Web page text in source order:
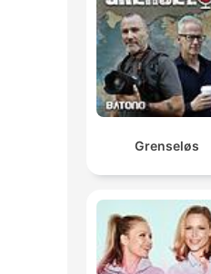
Grenseløs